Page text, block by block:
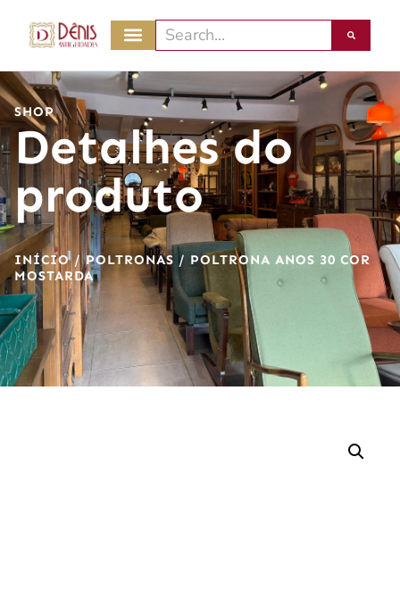
SHOP
Detalhes do
produto
INÍCIO/POLTRONAS / POLTRONA ANOS 30 COR
MOSTARDA